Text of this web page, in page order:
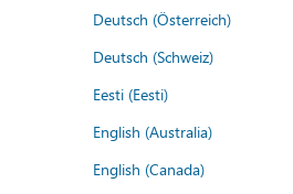
Deutsch (Österreich)
Deutsch (Schweiz)
Eesti (Eesti)
English (Australia)
English (Canada)